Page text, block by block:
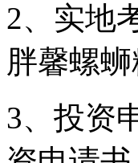
2、实地
胖馨螺
3、投资